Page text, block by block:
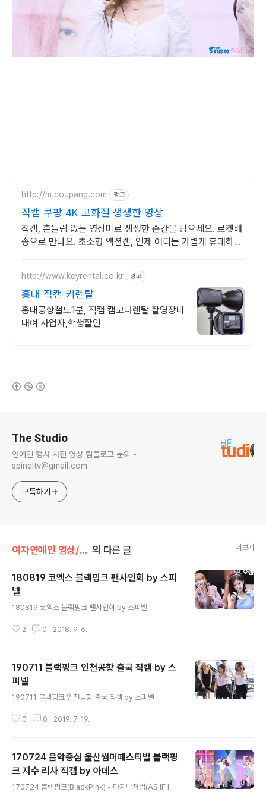
http://m.coupang.com 광고
직캠 쿠팡 4K 고화질 생생한 영상
직캠, 흔들림 없는 영상미로 생생한 순간을 담으세요. 로켓배
송으로 만나요. 초소형 액션캠, 언제 어디든 가볍게 휴대하며
http://www.keyrental.co.kr 광고
홍대 직캠 키렌탈
홍대공항철도1분, 직캠 캠코더렌탈 촬영장비
대여 사업자,학생할인
The Studio
연예인 행사 사진 영상 팀블로그 문의 -
spineltv@gmail.com
구독하기
여자연예인 영상/블랙핑크 의 다른 글 더보기
180819 코엑스 블랙핑크 팬사인회 by 스피
넬
180819 코엑스 블랙핑크 팬사인회 by 스피넬
2 0 2018. 9. 6.
190711 블랙핑크 인천공항 출국 직캠 by 스
피넬
190711 블랙핑크 인천공항 출국 직캠 by 스피넬
0 0 2019. 7. 19.
170724 음악중심 울산썸머페스티벌 블랙핑
크 지수 리사 직캠 by 아데스
170724 블랙핑크(BlackPink) - 마지막처럼(AS IF I